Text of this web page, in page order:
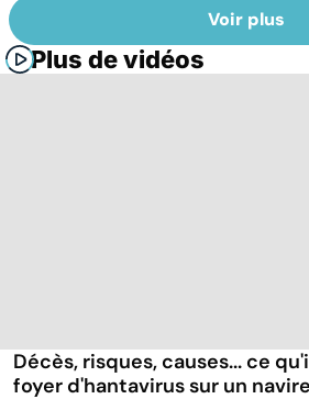
Voir plus
Plus de vidéos
Décès, risques, causes... ce
foyer d'hantavirus sur un